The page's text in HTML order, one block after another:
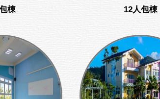
棟 12人包棟